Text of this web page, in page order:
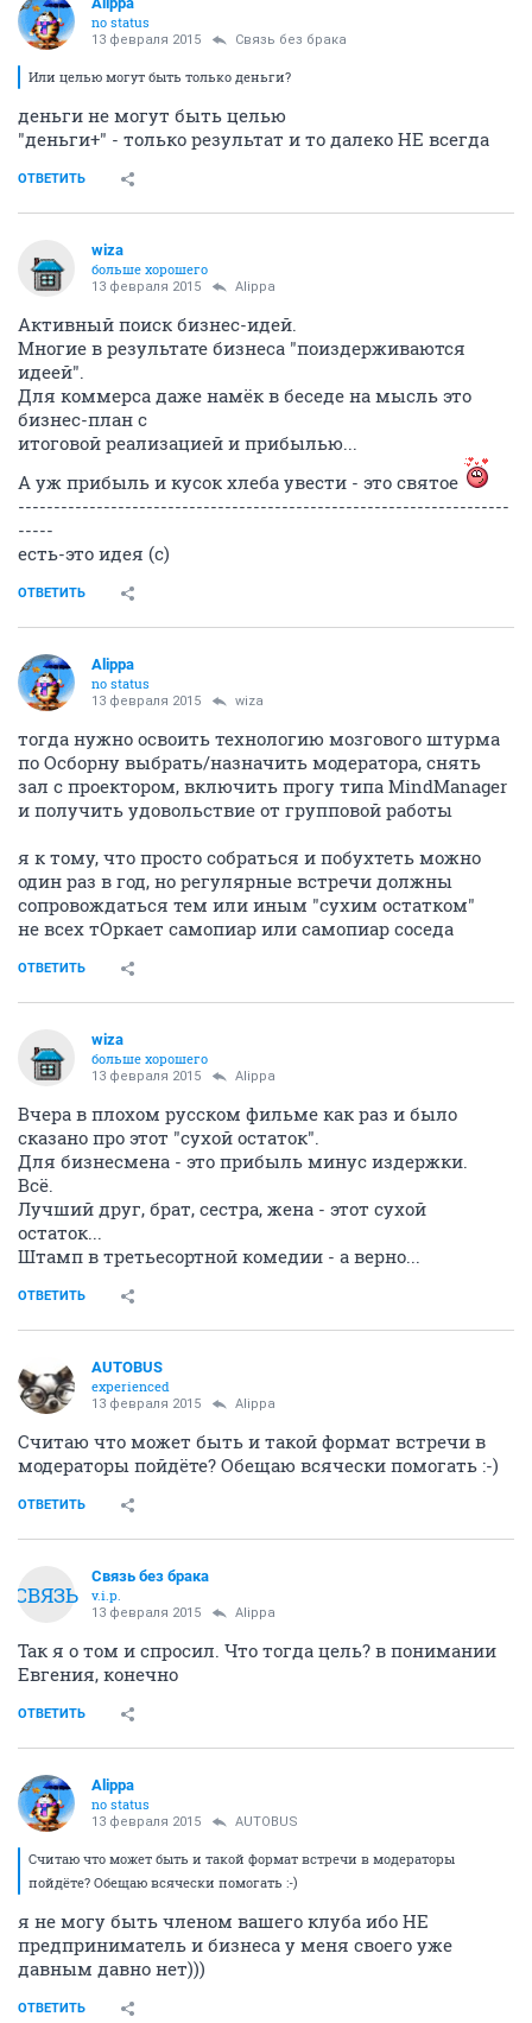
no status
13 февраля 2015 Связь без брака
Или целью могут быть только деньги?
деньги не могут быть целью
"деньги+" - только результат и то далеко НЕ всегда
ОТВЕТИТЬ
wiza
больше хорошего
13 февраля 2015 Alippa
Активный поиск бизнес-идей.
Многие в результате бизнеса "поиздерживаются
идеей".
Для коммерса даже намёк в беседе на мысль это
бизнес-план с
итоговой реализацией и прибылью...
А уж прибыль и кусок хлеба увести - это святое
---------------------------------------------------------------------
-----
есть-это идея (с)
ОТВЕТИТЬ
Alippa
no status
13 февраля 2015 wiza
тогда нужно освоить технологию мозгового штурма
по Осборну выбрать/назначить модератора, снять
зал с проектором, включить прогу типа MindManager
и получить удовольствие от групповой работы
я к тому, что просто собраться и побухтеть можно
один раз в год, но регулярные встречи должны
сопровождаться тем или иным "сухим остатком"
не всех тОркает самопиар или самопиар соседа
ОТВЕТИТЬ
wiza
больше хорошего
13 февраля 2015 Alippa
Вчера в плохом русском фильме как раз и было
сказано про этот "сухой остаток".
Для бизнесмена - это прибыль минус издержки.
Всё.
Лучший друг, брат, сестра, жена - этот сухой
остаток...
Штамп в третьесортной комедии - а верно...
ОТВЕТИТЬ
AUTOBUS
experienced
13 февраля 2015 Alippa
Считаю что может быть и такой формат встречи в
модераторы пойдёте? Обещаю всячески помогать :-)
ОТВЕТИТЬ
СВЯЗЬ
Связь без брака
v.i.p.
13 февраля 2015 Alippa
Так я о том и спросил. Что тогда цель? в понимании
Евгения, конечно
ОТВЕТИТЬ
Alippa
no status
13 февраля 2015 AUTOBUS
Считаю что может быть и такой формат встречи в модераторы
пойдёте? Обещаю всячески помогать :-)
я не могу быть членом вашего клуба ибо НЕ
предприниматель и бизнеса у меня своего уже
давным давно нет)))
ОТВЕТИТЬ